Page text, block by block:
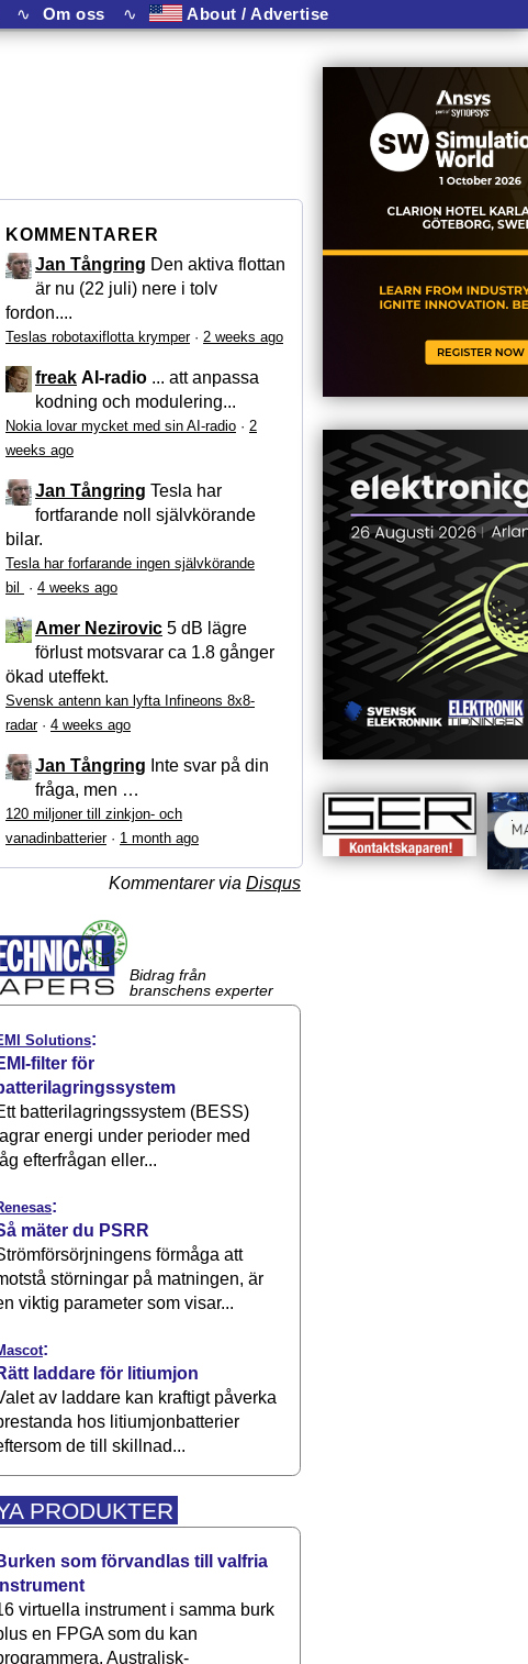
∿ Om oss ∿ About / Advertise
KOMMENTARER
Jan Tångring Den aktiva flottan
är nu (22 juli) nere i tolv
fordon....
Teslas robotaxiflotta krymper· 2 weeks ago
freak AI-radio ... att anpassa
kodning och modulering...
Nokia lovar mycket med sin AI-radio · 2
weeks ago
Jan Tångring Tesla har
fortfarande noll självkörande
bilar.
Tesla har forfarande ingen självkörande
bil
· 4 weeks ago
Amer Nezirovic 5 dB lägre
förlust motsvarar ca 1.8 gånger
ökad uteffekt.
Svensk antenn kan lyfta Infineons 8x8-
radar· 4 weeks ago
Jan Tångring Inte svar på din
fråga, men …
120 miljoner till zinkjon- och
vanadinbatterier· 1 month ago
Kommentarer via Disqus
Bidrag från
branschens experter
Solutions:
filter för
batterilagringssystem (BESS)
lagrar energi under perioder med
låg efterfrågan eller...
:
mäter du PSRR
förmåga att
störningar på matningen, är
viktig parameter som visar...
:
laddare för litiumjon
av laddare kan kraftigt påverka
hos litiumjonbatterier
de till skillnad...
PRODUKTER
som förvandlas till valfria
virtuella instrument i samma burk
en FPGA som du kan
Australisk-